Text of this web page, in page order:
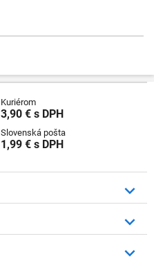
Kuriérom
3,90 € s DPH
Slovenská pošta
1,99 € s DPH